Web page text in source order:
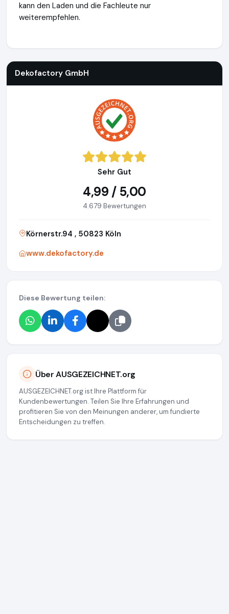
kann den Laden und die Fachleute nur
weiterempfehlen.
Dekofactory GmbH
Sehr Gut
4,99 / 5,00
4.679 Bewertungen
Körnerstr.94 , 50823 Köln
www.dekofactory.de
Diese Bewertung teilen:
Über AUSGEZEICHNET.org
AUSGEZEICHNET.org ist Ihre Plattform für
Kundenbewertungen. Teilen Sie Ihre Erfahrungen und
profitieren Sie von den Meinungen anderer, um fundierte
Entscheidungen zu treffen.